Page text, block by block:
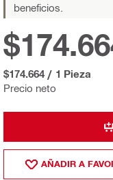
beneficios.
Precio neto
$174.664 / 1 Pieza
AÑADIR A